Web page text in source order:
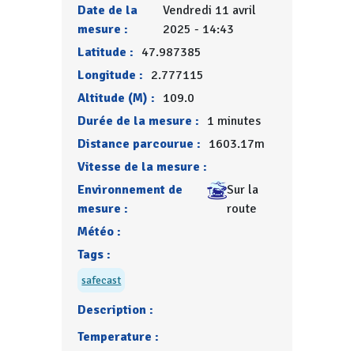
Date de la
mesure :
Vendredi 11 avril
2025 - 14:43
Latitude : 47.987385
Longitude : 2.777115
Altitude (M) : 109.0
Durée de la mesure : 1 minutes
Distance parcourue : 1603.17m
Vitesse de la mesure :
Environnement de
mesure :
Sur la
route
Météo :
Tags :
safecast
Description :
Temperature :